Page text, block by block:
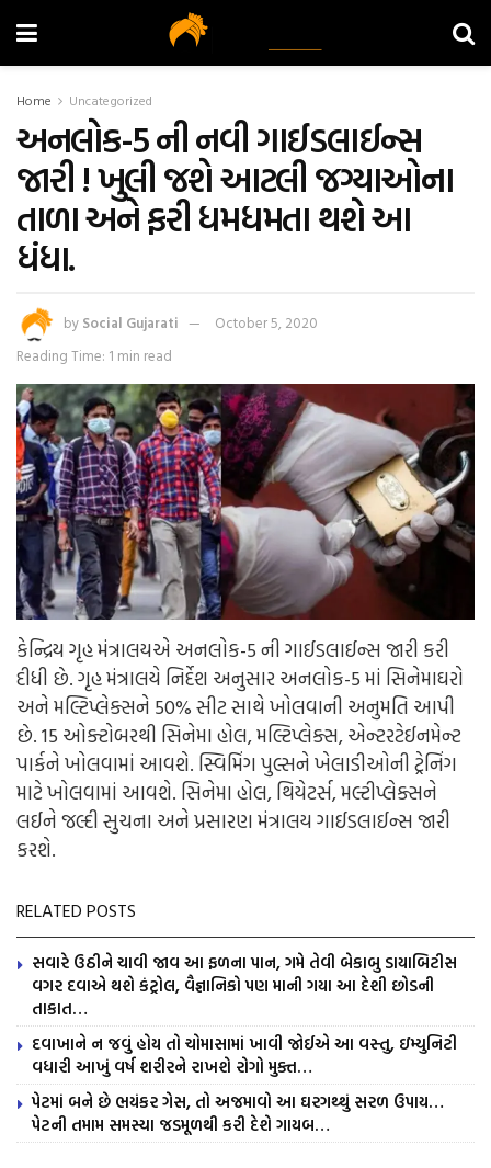
Home Uncategorized
અનલોક-5 ની નવી ગાઈડલાઈન્સ
જારી ! ખુલી જશે આટલી જગ્યાઓના
તાળા અને ફરી ધમધમતા થશે આ
ધંધા.
by Social Gujarati
October 5, 2020
Reading Time: 1 min read
કેન્દ્રિય ગૃહ મંત્રાલયએ અનલોક-5 ની ગાઈડલાઈન્સ જારી કરી
દીધી છે. ગૃહ મંત્રાલયે નિર્દેશ અનુસાર અનલોક-5 માં સિનેમાઘરો
અને મલ્ટિપ્લેક્સને 50% સીટ સાથે ખોલવાની અનુમતિ આપી
છે. 15 ઓક્ટોબરથી સિનેમા હોલ, મલ્ટિપ્લેક્સ, એન્ટરટેઈનમેન્ટ
પાર્કને ખોલવામાં આવશે. સ્વિમિંગ પુલ્સને ખેલાડીઓની ટ્રેનિંગ
માટે ખોલવામાં આવશે. સિનેમા હોલ, થિયેટર્સ, મલ્ટીપ્લેક્સને
લઈને જલ્દી સુચના અને પ્રસારણ મંત્રાલય ગાઈડલાઈન્સ જારી
કરશે.
RELATED POSTS
સવારે ઉઠીને ચાવી જાવ આ ફળના પાન, ગમે તેવી બેકાબુ ડાયાબિટીસ
વગર દવાએ થશે કંટ્રોલ, વૈજ્ઞાનિકો પણ માની ગયા આ દેશી છોડની
તાકાત…
દવાખાને ન જવું હોય તો ચોમાસામાં ખાવી જોઈએ આ વસ્તુ, ઇમ્યુનિટી
વધારી આખું વર્ષ શરીરને રાખશે રોગો મુક્ત…
પેટમાં બને છે ભયંકર ગેસ, તો અજમાવો આ ઘરગથ્થું સરળ ઉપાય…
પેટની તમામ સમસ્યા જડમૂળથી કરી દેશે ગાયબ…